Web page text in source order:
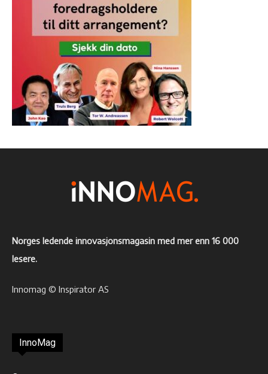
Norges ledende innovasjonsmagasin med mer enn 16 000
lesere.
Innomag © Inspirator AS
InnoMag